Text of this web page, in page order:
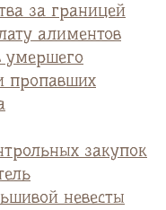
за границей
алиментов
умершего
пропавших
закупок
невесты